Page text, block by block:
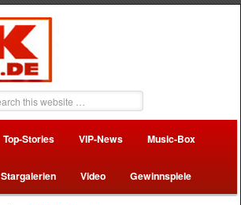
Top-Stories VIP-News Music-Box
Stargalerien Video Gewinnspiele